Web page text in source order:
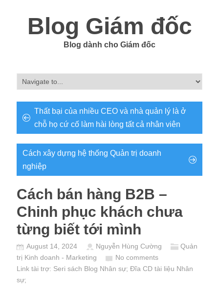
Blog Giám đốc
Blog dành cho Giám đốc
Thất bại của nhiều CEO và nhà quản lý là ở
chỗ họ cứ cố làm hài lòng tất cả nhân viên
Cách xây dựng hệ thống Quản trị doanh
nghiệp
Cách bán hàng B2B –
Chinh phục khách chưa
từng biết tới mình
August 14, 2024 Nguyễn Hùng Cường
Quản
trị Kinh doanh - Marketing
No comments
Link tài trợ: Seri sách Blog Nhân sự; Đĩa CD tài liệu Nhân
sự;